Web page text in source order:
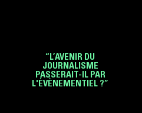
“L’AVENIR DU
JOURNALISME
PASSERAIT-IL PAR
L'ÉVÈNEMENTIEL ?”